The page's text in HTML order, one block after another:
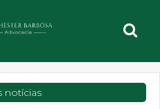
notícias